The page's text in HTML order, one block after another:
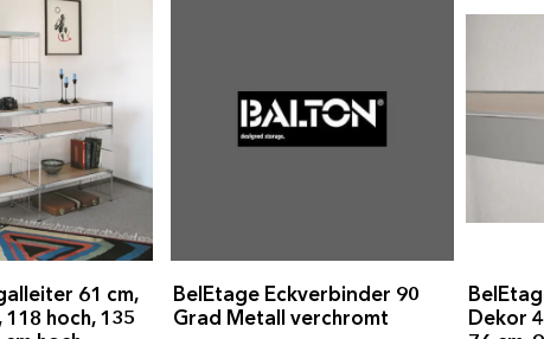
61 cm,
118 hoch, 135
BelEtage Eckverbinder 90
Grad Metall verchromt
Dekor